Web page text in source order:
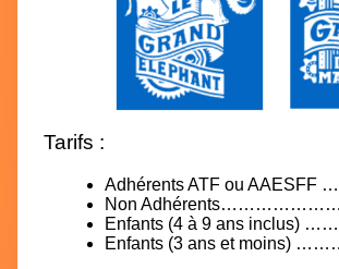
Tarifs :
Adhérents ATF ou AAESFF
Non
Enfants (4 à 9 ans inclus)
Enfants (3 ans et moins)